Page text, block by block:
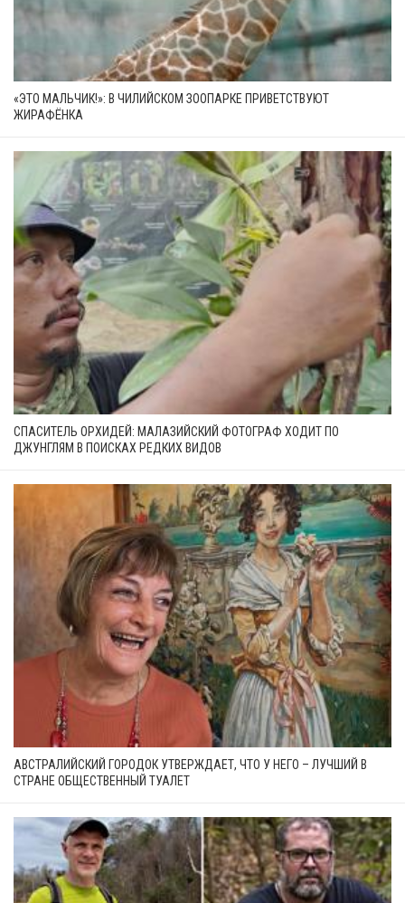
«ЭТО МАЛЬЧИК!»: В ЧИЛИЙСКОМ ЗООПАРКЕ ПРИВЕТСТВУЮТ
ЖИРАФЁНКА
СПАСИТЕЛЬ ОРХИДЕЙ: МАЛАЗИЙСКИЙ ФОТОГРАФ ХОДИТ ПО
ДЖУНГЛЯМ В ПОИСКАХ РЕДКИХ ВИДОВ
АВСТРАЛИЙСКИЙ ГОРОДОК УТВЕРЖДАЕТ, ЧТО У НЕГО – ЛУЧШИЙ В
СТРАНЕ ОБЩЕСТВЕННЫЙ ТУАЛЕТ